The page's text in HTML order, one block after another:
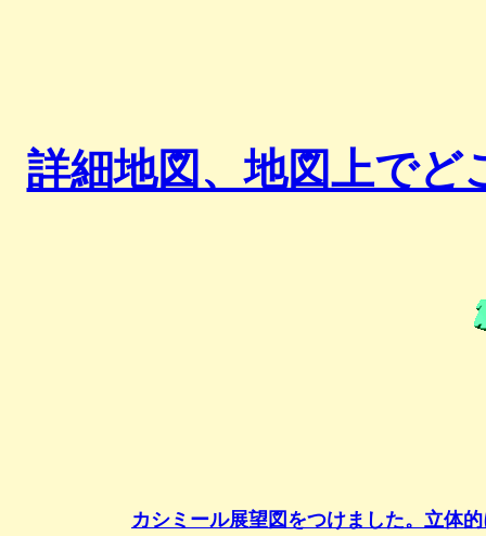
詳細地図、地図上でど
カシミール展望図をつけました。立体